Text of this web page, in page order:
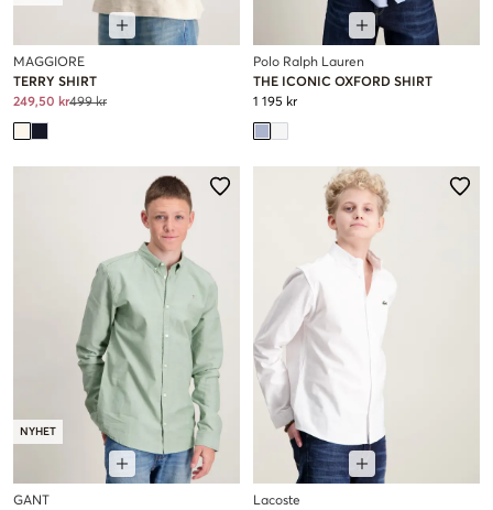
MAGGIORE
TERRY SHIRT
249,50 kr499 kr
Polo Ralph Lauren
THE ICONIC OXFORD SHIRT
1 195 kr
NYHET
GANT
Lacoste